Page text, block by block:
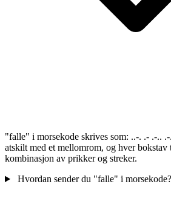
"falle" i morsekode skrives som: ..-. .- .-..
atskilt med et mellomrom, og hver bokstav
kombinasjon av prikker og streker.
Hvordan sender du "falle" i morsekode?